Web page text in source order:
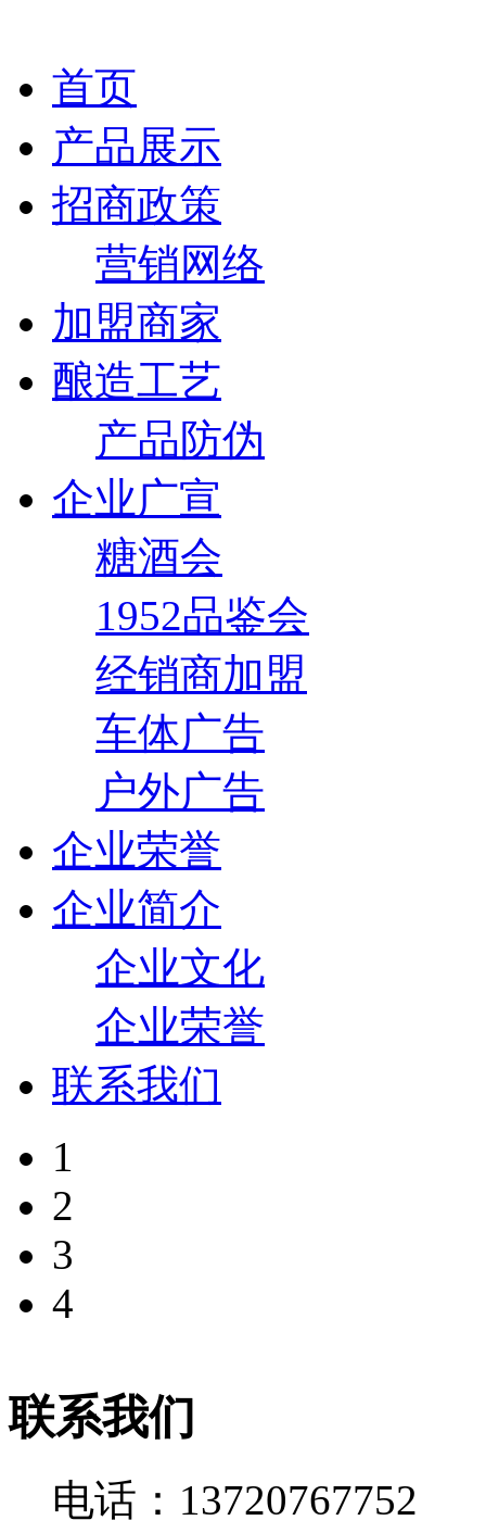
首页
产品展示
招商政策
营销网络
加盟商家
酿造工艺
产品防伪
企业广宣
糖酒会
1952品鉴会
经销商加盟
车体广告
户外广告
企业荣誉
企业简介
企业文化
企业荣誉
联系我们
1
2
3
4
联系我们
电话：13720767752